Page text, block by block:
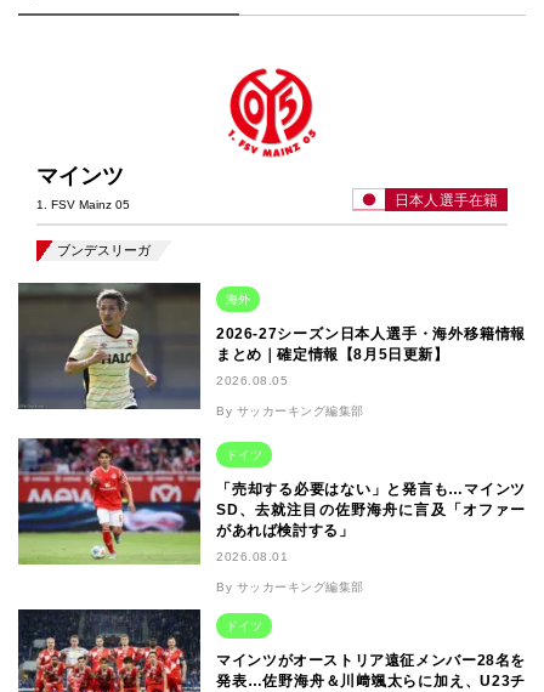
マインツ
1. FSV Mainz 05 日本人選手在籍
ブンデスリーガ
海外
2026-27シーズン日本人選手・海外移籍情報
まとめ｜確定情報【8月5日更新】
2026.08.05
By サッカーキング編集部
ドイツ
「売却する必要はない」と発言も…マインツ
SD、去就注目の佐野海舟に言及「オファー
があれば検討する」
2026.08.01
By サッカーキング編集部
ドイツ
マインツがオーストリア遠征メンバー28名を
発表…佐野海舟＆川﨑颯太らに加え、U23チ